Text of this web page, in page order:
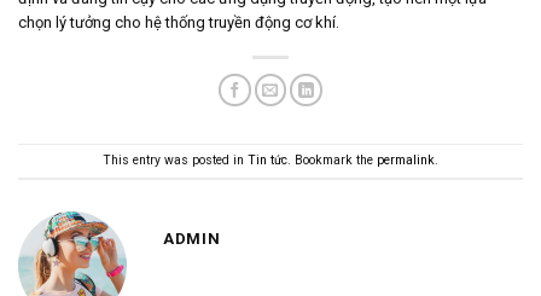
chọn lý tưởng cho hệ thống truyền động cơ khí.
This entry was posted in Tin tức. Bookmark the permalink.
ADMIN